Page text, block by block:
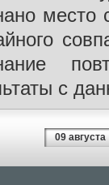
место
с
09 августа